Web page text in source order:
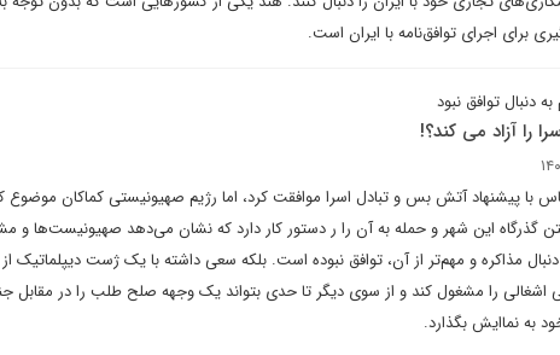
برای اجرای توافق‌نامه با ایران است.
دنبال توافق نبود
را آزاد می کند؟!
با پیشنهاد آتش بس و تبادل اسرا موافقت کرد، اما رژیم صهیونیستی کماکان موضوع
گذرگاه این شهر و حمله به آن را ر دستور کار دارد که نشان می‌دهد صهیونیست‌ها و
دنبال مذاکره و مهم‌تر از آن، توافق نبوده است. بلکه سعی داشته با یک ژست دیپلماتیک
اشغالی را مشغول کند و از سوی دیگر تا حدی بتواند یک وجهه صلح طلب را در مقابل
به نماایش بگذارد.